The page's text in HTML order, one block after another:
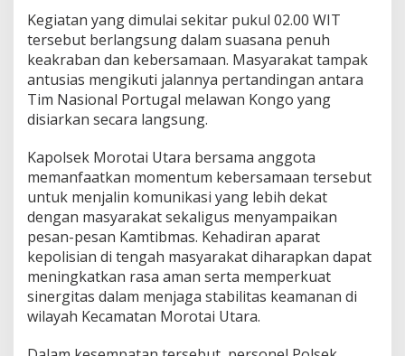
m
a
a
s
y
a
a
k
a
t
,
P
e
r
k
u
a
S
Kegiatan yang dimulai sekitar pukul 02.00 WIT
tersebut berlangsung dalam suasana penuh
keakraban dan kebersamaan. Masyarakat tampak
antusias mengikuti jalannya pertandingan antara
Tim Nasional Portugal melawan Kongo yang
disiarkan secara langsung.
Kapolsek Morotai Utara bersama anggota
memanfaatkan momentum kebersamaan tersebut
untuk menjalin komunikasi yang lebih dekat
dengan masyarakat sekaligus menyampaikan
pesan-pesan Kamtibmas. Kehadiran aparat
kepolisian di tengah masyarakat diharapkan dapat
meningkatkan rasa aman serta memperkuat
sinergitas dalam menjaga stabilitas keamanan di
wilayah Kecamatan Morotai Utara.